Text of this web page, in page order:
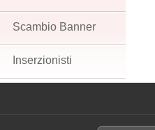
Scambio Banner
Inserzionisti